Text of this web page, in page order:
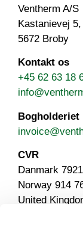
Ventherm A/S
Kastanievej
5672 Broby
Kontakt os
+45 62 63 18
Bogholderiet
CVR
Danmark
Norway 914
United
Salgs- og